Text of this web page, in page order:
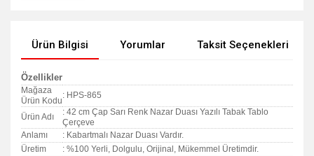
Ürün Bilgisi Yorumlar Taksit Seçenekleri
Özellikler
Mağaza
Ürün Kodu
: HPS-865
Ürün Adı
: 42 cm Çap Sarı Renk Nazar Duası Yazılı Tabak Tablo
Çerçeve
Anlamı
: Kabartmalı Nazar Duası Vardır.
Üretim
: %100 Yerli, Dolgulu, Orijinal, Mükemmel Üretimdir.